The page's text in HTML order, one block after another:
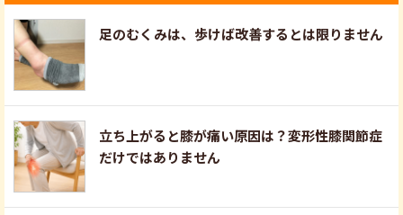
足のむくみは、歩けば改善するとは限りません
立ち上がると膝が痛い原因は？変形性膝関節症
だけではありません